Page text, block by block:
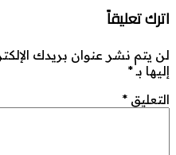
اترك تعليقاً
لن يتم نشر عنوان بريدك
إليها بـ*
التعليق *